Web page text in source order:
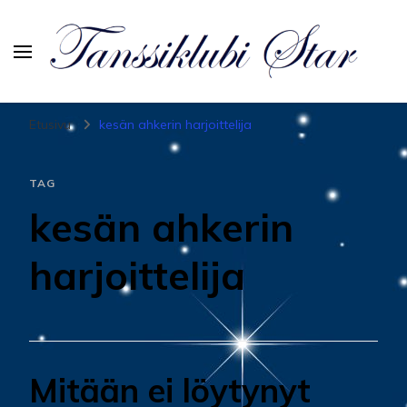
Tanssiurheiluseura Star
Etusivu kesän ahkerin harjoittelija
TAG
kesän ahkerin
harjoittelija
Mitään ei löytynyt